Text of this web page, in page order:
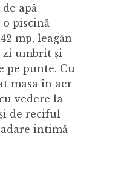
apă
piscină
mp, leagăn
zi umbrit și
pe punte. Cu
masa în aer
vedere la
de reciful
intimă